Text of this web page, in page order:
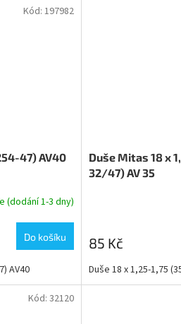
47) AV40
(dodání 1-3 dny)
Do košíku
AV40
Kód: 197982
Duše Mitas 18 x
32/47) AV 35
85 Kč
Duše 18 x 1,25-1,75
Kód: 32120